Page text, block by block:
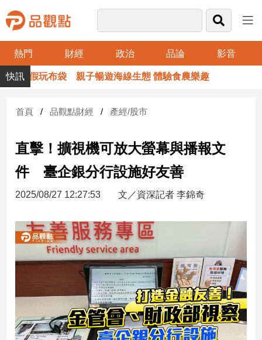
熱門 財經 政治 品論 影音
品
觀
財
台
財
新
產
經/
市
地
玩布袋 親子暢遊海線生態 體驗食農樂趣
首頁 品觀點財經 產經/股市
直擊！擴視機可放大螢幕與播報文
件 臺企銀分行設施好友善
2025/08/27 12:27:53 文／資深記者 李錦奇